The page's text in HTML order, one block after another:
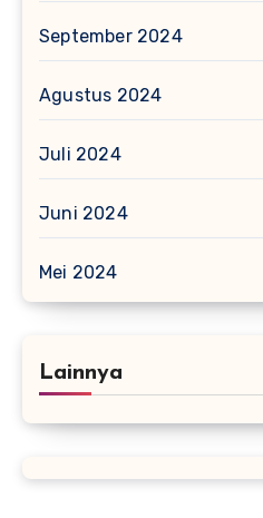
September 2024
Agustus 2024
Juli 2024
Juni 2024
Mei 2024
Lainnya